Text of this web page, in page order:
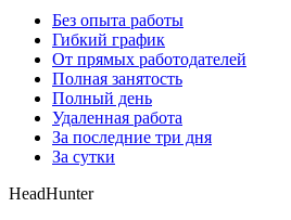
Без опыта работы
Гибкий график
От прямых работодателей
Полная занятость
Полный день
Удаленная работа
За последние три дня
За сутки
HeadHunter